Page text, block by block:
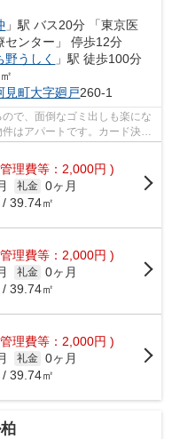
」駅 バス20分 「東京医
センター」 停歩12分
野うしく
」駅 徒歩100分
見町大字廻戸260-1
で、面倒なゴミ出しも楽にな
はアパートです。カード決済
理費等：2,000円 )
礼金 0ヶ月
39.74㎡
理費等：2,000円 )
礼金 0ヶ月
39.74㎡
理費等：2,000円 )
礼金 0ヶ月
39.74㎡